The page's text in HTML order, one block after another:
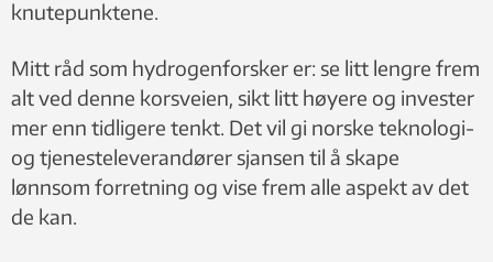
knutepunktene.
Mitt råd som hydrogenforsker er: se litt lengre frem
alt ved denne korsveien, sikt litt høyere og invester
mer enn tidligere tenkt. Det vil gi norske teknologi-
og tjenesteleverandører sjansen til å skape
lønnsom forretning og vise frem alle aspekt av det
de kan.